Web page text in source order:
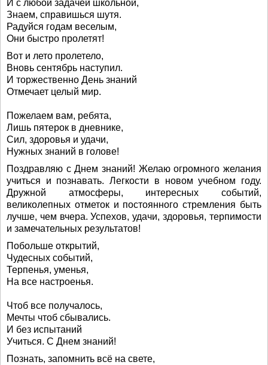
И с любой задачей школьной,
Знаем, справишься шутя.
Радуйся годам веселым,
Они быстро пролетят!
Вот и лето пролетело,
Вновь сентябрь наступил.
И торжественно День знаний
Отмечает целый мир.
Пожелаем вам, ребята,
Лишь пятерок в дневнике,
Сил, здоровья и удачи,
Нужных знаний в голове!
Поздравляю с Днем знаний! Желаю огромного желания
учиться и познавать. Легкости в новом учебном году.
Дружной атмосферы, интересных событий,
великолепных отметок и постоянного стремления быть
лучше, чем вчера. Успехов, удачи, здоровья, терпимости
и замечательных результатов!
Побольше открытий,
Чудесных событий,
Терпенья, уменья,
На все настроенья.
Чтоб все получалось,
Мечты чтоб сбывались.
И без испытаний
Учиться. С Днем знаний!
Познать, запомнить всё на свете,